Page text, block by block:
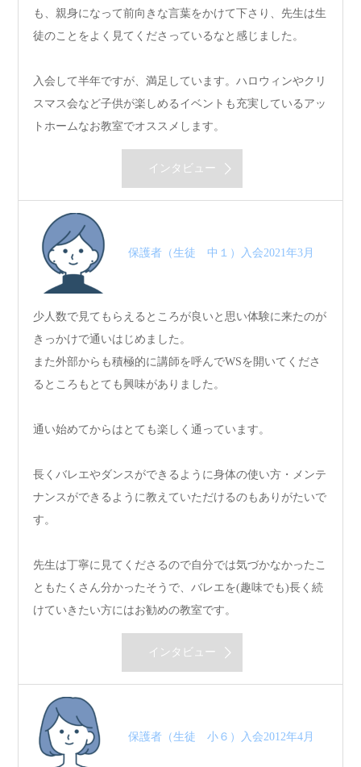
も、親身になって前向きな言葉をかけて下さり、先生は生
徒のことをよく見てくださっているなと感じました。
入会して半年ですが、満足しています。ハロウィンやクリ
スマス会など子供が楽しめるイベントも充実しているアッ
トホームなお教室でオススメします。
インタビュー
保護者（生徒 中１）入会2021年3月
少人数で見てもらえるところが良いと思い体験に来たのが
きっかけで通いはじめました。
また外部からも積極的に講師を呼んでWSを開いてくださ
るところもとても興味がありました。
通い始めてからはとても楽しく通っています。
長くバレエやダンスができるように身体の使い方・メンテ
ナンスができるように教えていただけるのもありがたいで
す。
先生は丁寧に見てくださるので自分では気づかなかったこ
ともたくさん分かったそうで、バレエを(趣味でも)長く続
けていきたい方にはお勧めの教室です。
インタビュー
保護者（生徒 小６）入会2012年4月